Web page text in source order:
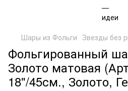
Шары из Фольги Звезды без
Фольгированный
Золото матовая
18"/45см., Золото,